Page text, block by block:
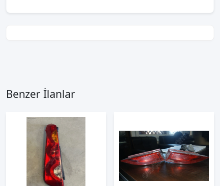
Benzer İlanlar